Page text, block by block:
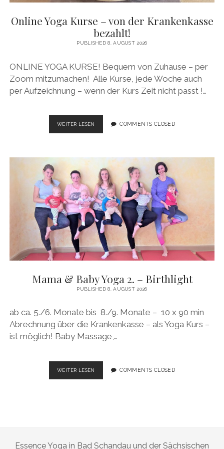
Online Yoga Kurse – von der Krankenkasse
bezahlt!
PUBLISHED 8. AUGUST 2026
ONLINE YOGA KURSE! Bequem von Zuhause – per
Zoom mitzumachen! Alle Kurse, jede Woche auch
per Aufzeichnung – wenn der Kurs Zeit nicht passt !…
WEITER LESEN ONLINE
YOGA
DER
KRANKENKASSE
BEZAHLT!
COMMENTS CLOSED
Mama & Baby Yoga 2. – Birthlight
PUBLISHED 8. AUGUST 2026
ab ca. 5./6. Monate bis 8./9. Monate – 10 x 90 min
Abrechnung über die Krankenkasse – als Yoga Kurs –
ist möglich! Baby Massage,…
WEITER LESEN
&
COMMENTS CLOSED
Essence Yoga in Bad Schandau und der Sächsischen